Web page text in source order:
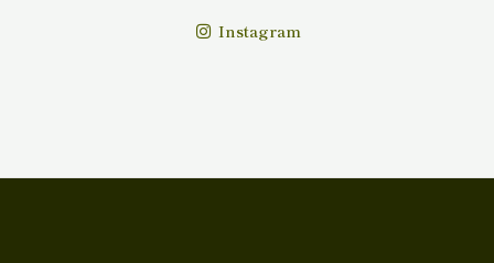
Instagram